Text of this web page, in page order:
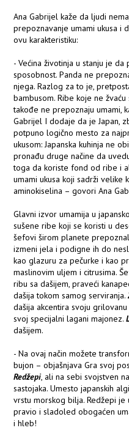
Ana Gabrijel kaže da ljudi
prepoznavanje umami ukusa i
ovu karakteristiku:
- Većina životinja u stanju je
sposobnost. Panda ne
njega. Razlog za to je,
bambusom. Ribe koje ne
takođe ne prepoznaju umami,
Gabrijel I dodaje da je Japan,
potpuno logično mesto za
ukusom: Japanska kuhinja ne
pronađu druge načine da
toga da koriste fond od ribe i
umami ukusa koji sadrži velike
aminokiselina – govori Ana
Glavni izvor umamija u
sušene ribe koji se koristi u
šefovi širom planete
izmeni jela i podigne ih do
kao glazuru za pečurke i kao
maslinovim uljem i citrusima.
ribu sa dašijem, praveći
dašija tokom samog serviranja.
dašija akcentira svoju
svoj specijalni lagani majonez.
dašijem.
- Na ovaj način možete
bujon – objašnjava Gra svoj
Redžepi, ali na sebi svojstven
sastojaka. Umesto japanskih
vrstu morskog bilja. Redžepi
pravio i sladoled obogaćen
i hleb!